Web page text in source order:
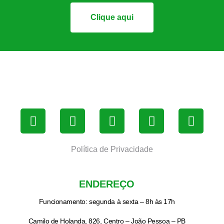
Clique aqui
Política de Privacidade
ENDEREÇO
Funcionamento: segunda à sexta – 8h às 17h
Camilo de Holanda, 826, Centro – João Pessoa – PB